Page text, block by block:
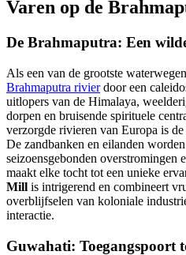
Varen op de
De Brahmaputra: Een
Als een van de grootste
Brahmaputra rivierdoor een
uitlopers van de Himalaya,
dorpen en bruisende spirituele
verzorgde rivieren van Europa is
De zandbanken en eilanden
seizoensgebonden overstromingen
maakt elke tocht tot een unieke
Mill is intrigerend en combineert
overblijfselen van koloniale
interactie.
Guwahati: Toegangspoort